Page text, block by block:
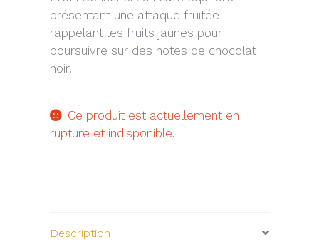
présentant une attaque fruitée
rappelant les fruits jaunes pour
poursuivre sur des notes de chocolat
noir.
Ce produit est actuellement en
rupture et indisponible.
Description